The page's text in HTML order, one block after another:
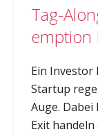
Tag-
emption
Ein Investor
Startup
Auge.
Exit handeln